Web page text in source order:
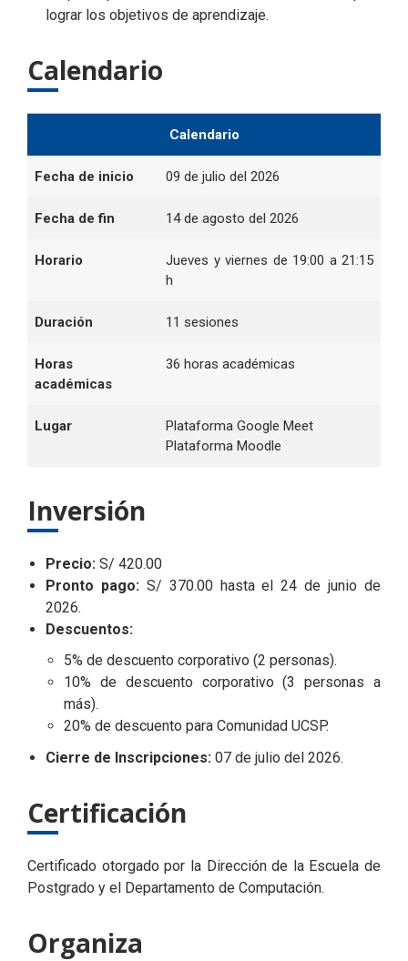
lograr los objetivos de aprendizaje.
Calendario
Calendario
Fecha de inicio 09 de julio del 2026
Fecha de fin 14 de agosto del 2026
Horario
Jueves y viernes de 19:00 a 21:15
h
Duración 11 sesiones
Horas
académicas
36 horas académicas
Lugar
Plataforma Google Meet
Plataforma Moodle
Inversión
Precio: S/ 420.00
Pronto pago: S/ 370.00 hasta el 24 de junio de
2026.
Descuentos:
5% de descuento corporativo (2 personas).
10% de descuento corporativo (3 personas a
más).
20% de descuento para Comunidad UCSP.
Cierre de Inscripciones: 07 de julio del 2026.
Certificación
Certificado otorgado por la Dirección de la Escuela de
Postgrado y el Departamento de Computación.
Organiza